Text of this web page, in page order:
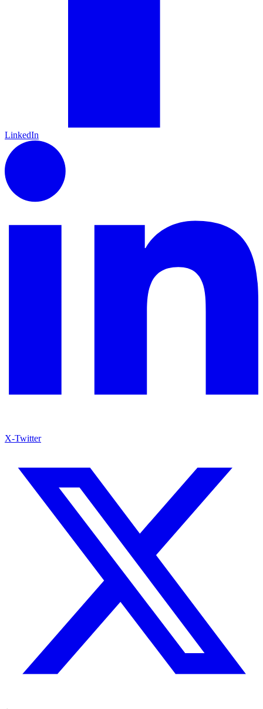
LinkedIn
X-Twitter